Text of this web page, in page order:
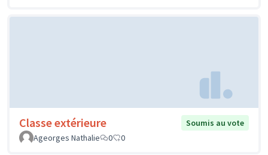
Classe extérieure
Soumis au vote
Ageorges Nathalie
0 0